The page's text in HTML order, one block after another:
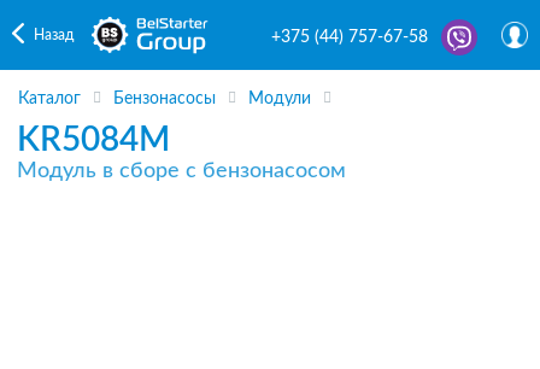
Назад +375 (44) 757-67-58
Каталог Бензонасосы Модули
KR5084M
Модуль в сборе с бензонасосом